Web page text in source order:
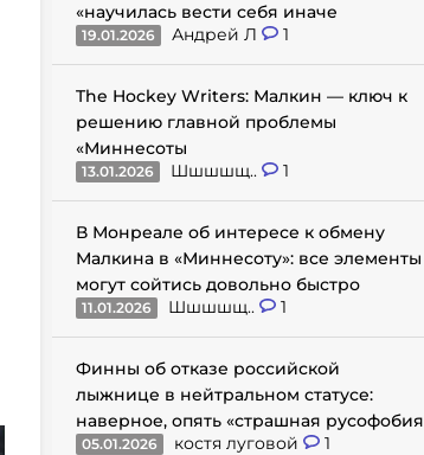
«научилась вести себя иначе
19.01.2026 Андрей Л 1
The Hockey Writers: Малкин — ключ к
решению главной проблемы
«Миннесоты
13.01.2026 Шшшшщ.. 1
В Монреале об интересе к обмену
Малкина в «Миннесоту»: все элементы
могут сойтись довольно быстро
11.01.2026 Шшшшщ.. 1
Финны об отказе российской
лыжнице в нейтральном статусе:
наверное, опять «страшная русофобия
05.01.2026 костя луговой 1